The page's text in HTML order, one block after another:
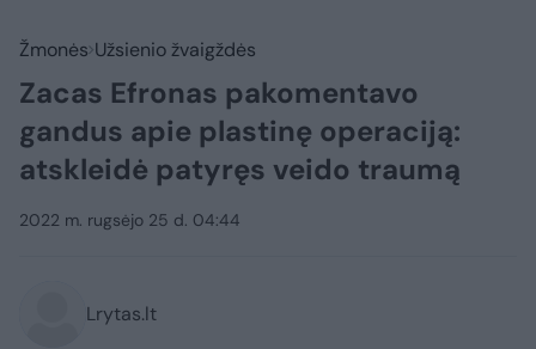
Žmonės Užsienio žvaigždės
Zacas Efronas pakomentavo
gandus apie plastinę operaciją:
atskleidė patyręs veido traumą
2022 m. rugsėjo 25 d. 04:44
Lrytas.lt